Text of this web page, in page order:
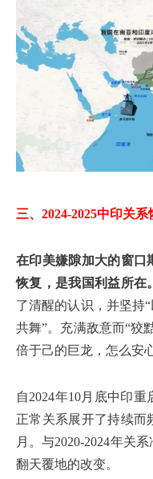
三、2024-2025中印关
在印美嫌隙加大的窗口
恢复，是我国利益所在。
了清醒的认识，并坚持
共舞”。充满敌意而“狡
倍于己的巨龙，怎么安
自2024年10月底中印
正常关系展开了持续而
月。与2020-2024年关
翻天覆地的改变。